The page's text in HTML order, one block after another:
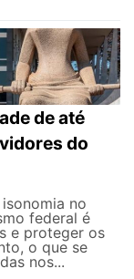
de até
do
no
federal é
e proteger os
o que se
nos...